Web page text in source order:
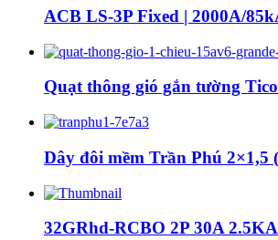
ACB LS-3P Fixed | 2000A/
Quạt thông gió gắn tường
Dây đôi mềm Trần Phú 2×1,5
32GRhd-RCBO 2P 30A 2.5KA